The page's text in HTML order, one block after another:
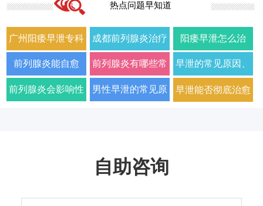
热点问题早知道
广州阳痿早泄专科
门诊哪家好正规男
科医院排名
成都前列腺炎治疗
哪家男科医院好
2026年口碑推荐
阳痿早泄怎么治
疗？2026年男科专
家详解病因与科学
前列腺炎能自愈
吗？2026年科学治
前列腺炎有哪些常
见症状以及如何科
早泄的常见原因、
症状及改善方法全
前列腺炎会影响性 男性早泄的常见原 早泄能否彻底治愈
自助咨询